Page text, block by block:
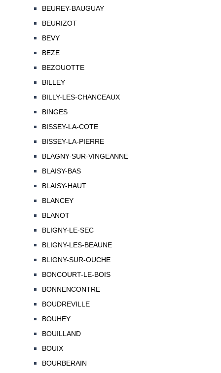
BEUREY-BAUGUAY
BEURIZOT
BEVY
BEZE
BEZOUOTTE
BILLEY
BILLY-LES-CHANCEAUX
BINGES
BISSEY-LA-COTE
BISSEY-LA-PIERRE
BLAGNY-SUR-VINGEANNE
BLAISY-BAS
BLAISY-HAUT
BLANCEY
BLANOT
BLIGNY-LE-SEC
BLIGNY-LES-BEAUNE
BLIGNY-SUR-OUCHE
BONCOURT-LE-BOIS
BONNENCONTRE
BOUDREVILLE
BOUHEY
BOUILLAND
BOUIX
BOURBERAIN